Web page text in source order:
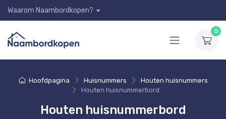
Waarom Naambordkopen?
0
Hoofdpagina Huisnummers
Houten huisnummers
Houten huisnummerbord
Houten huisnummerbord